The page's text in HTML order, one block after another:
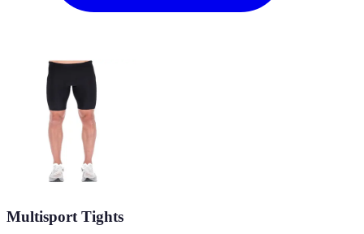
Multisport Tights